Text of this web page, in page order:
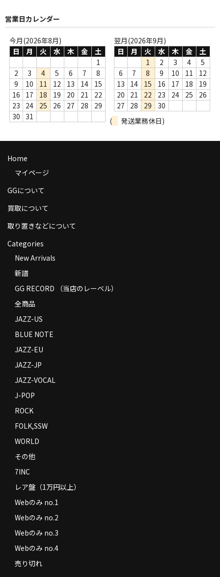
Webのみ no.2
Webのみ no.3
売り切れ
Help
送料
返品
コンディション
Privacy Policy
特定商取引法に基づく表示
Contact
営業日カレンダー
今月(2026年8月)
日
月 火 水 木 金
土
1
2
3 4 5 6 7
8
9
10 11 12 13 14
15
16
17 18 19 20 21
22
23
24 25 26 27 28
29
30
31
翌月(2026年9月)
日
月 火 水 木 金
土
1
2 3 4
5
6
7 8 9 10 11
12
13
14 15 16 17 18
19
20
21 22 23 24 25
26
27
28 29
30
(
発送業務休日)
Home
マイページ
GGについて
買取について
取り置きなどについて
Categories
New Arrivals
新譜
GG RECORD （当店のレーベル）
全商品
JAZZ-US
BLUE NOTE
JAZZ-EU
JAZZ-JP
JAZZ-VOCAL
J-POP
ROCK
FOLK,SSW
WORLD
その他
7INC
レア盤（1万円以上）
Webのみ no.1
Webのみ no.2
Webのみ no.3
Webのみ no.4
売り切れ